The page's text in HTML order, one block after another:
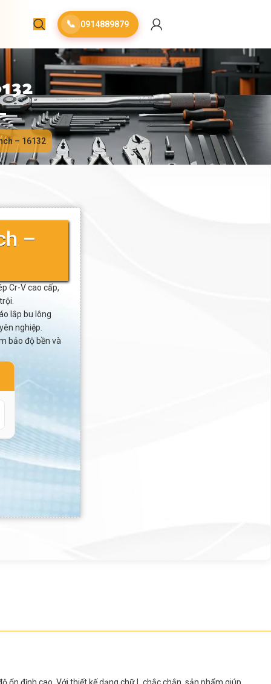
📞 0914889879
– 16132
–
Cr-V cao cấp,
lắp bu lông
nghiệp.
bảo độ bền và